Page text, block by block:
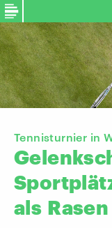
Tennisturnier in
als Rasen